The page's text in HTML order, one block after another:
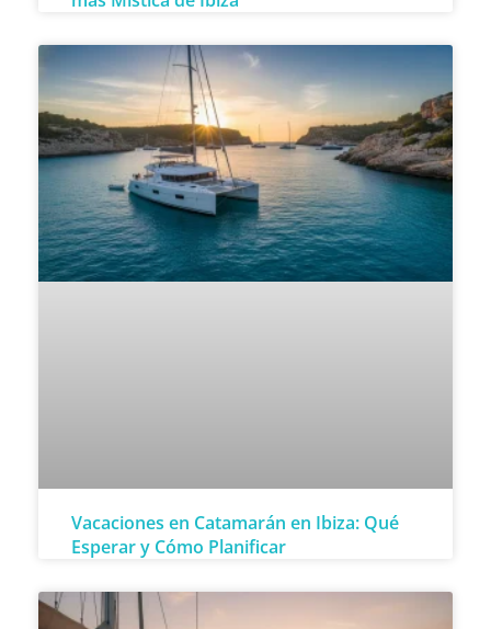
Vacaciones en Catamarán en Ibiza: Qué
Esperar y Cómo Planificar